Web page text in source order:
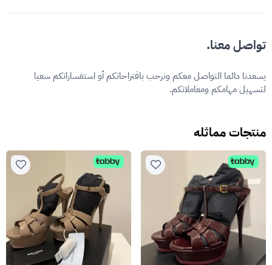
تواصل معنا.
يسعدنا دائما التواصل معكم ونرحب باقتراحاتكم أو استفساراتكم سعيا
لتسهيل مهامكم ومعاملاتكم.
منتجات مماثله